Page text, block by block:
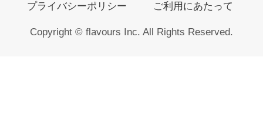
プライバシーポリシー ご利用にあたって
Copyright © flavours Inc. All Rights Reserved.